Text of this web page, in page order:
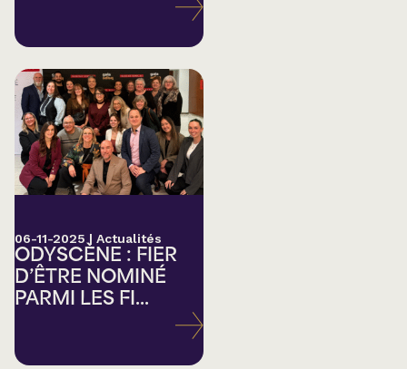
06-11-2025 | Actualités
ODYSCÈNE : FIER
D’ÊTRE NOMINÉ
PARMI LES FI...